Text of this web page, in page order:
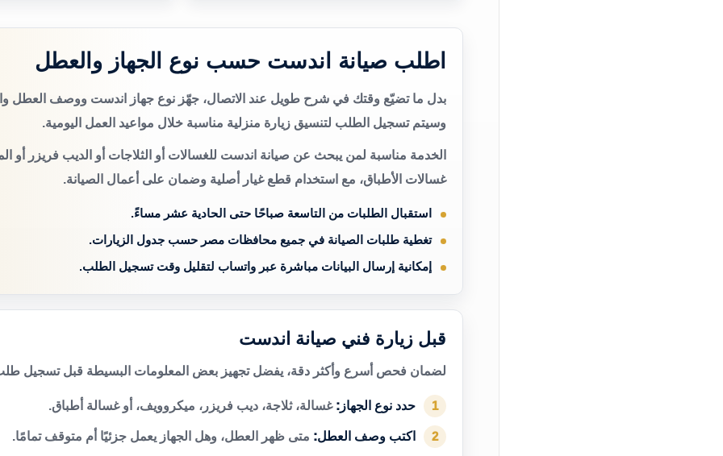
اطلب صيانة اندست حسب نوع الجهاز والعطل
بدل ما تضيّع وقتك في شرح طويل عند الاتصال، جهّز نوع جهاز اندست ووصف العطل
وسيتم تسجيل الطلب لتنسيق زيارة منزلية مناسبة خلال مواعيد العمل اليومية.
الخدمة مناسبة لمن يبحث عن صيانة اندست للغسالات أو الثلاجات أو الديب فريزر أو
غسالات الأطباق، مع استخدام قطع غيار أصلية وضمان على أعمال الصيانة.
استقبال الطلبات من التاسعة صباحًا حتى الحادية عشر مساءً.
تغطية طلبات الصيانة في جميع محافظات مصر حسب جدول الزيارات.
إمكانية إرسال البيانات مباشرة عبر واتساب لتقليل وقت تسجيل الطلب.
قبل زيارة فني صيانة اندست
لضمان فحص أسرع وأكثر دقة، يفضل تجهيز بعض المعلومات البسيطة قبل تسجيل
1 حدد نوع الجهاز: غسالة، ثلاجة، ديب فريزر، ميكروويف، أو غسالة أطباق.
2 اكتب وصف العطل: متى ظهر العطل، وهل الجهاز يعمل جزئيًا أم متوقف تمامًا.